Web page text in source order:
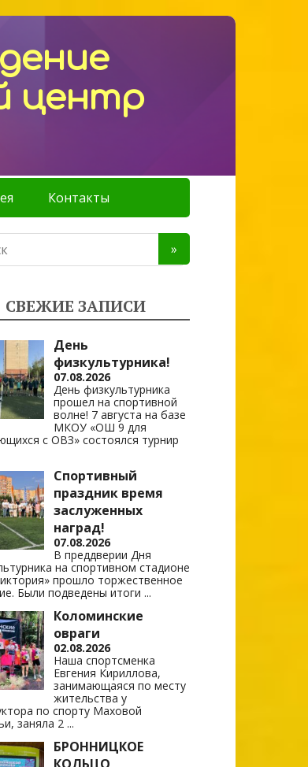
центр
Контакты
СВЕЖИЕ ЗАПИСИ
День
физкультурника!
07.08.2026
День физкультурника
прошел на спортивной
волне! 7 августа на базе
МКОУ «ОШ 9 для
с ОВЗ» состоялся турнир
Спортивный
праздник время
заслуженных
наград!
07.08.2026
В преддверии Дня
на спортивном стадионе
прошло торжественное
Были подведены итоги ...
Коломинские
овраги
02.08.2026
Наша спортсменка
Евгения Кириллова,
занимающаяся по месту
жительства у
по спорту Маховой
заняла 2 ...
БРОННИЦКОЕ